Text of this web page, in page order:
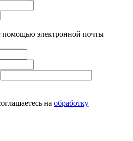
помощью электронной почты
на обработку